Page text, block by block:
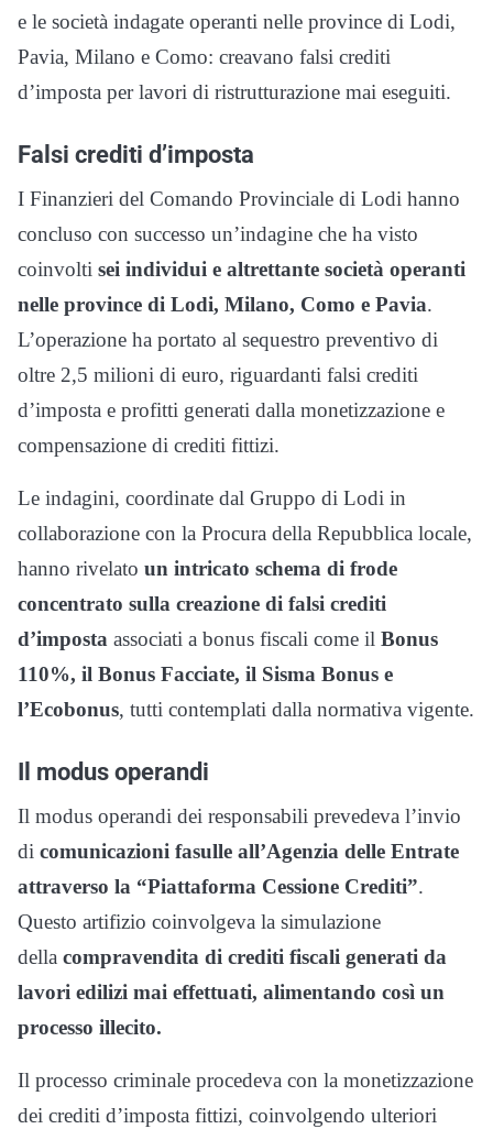
e le società indagate operanti nelle province di Lodi,
Pavia, Milano e Como: creavano falsi crediti
d’imposta per lavori di ristrutturazione mai eseguiti.
Falsi crediti d’imposta
I Finanzieri del Comando Provinciale di Lodi hanno
concluso con successo un’indagine che ha visto
coinvolti sei individui e altrettante società operanti
nelle province di Lodi, Milano, Como e Pavia.
L’operazione ha portato al sequestro preventivo di
oltre 2,5 milioni di euro, riguardanti falsi crediti
d’imposta e profitti generati dalla monetizzazione e
compensazione di crediti fittizi.
Le indagini, coordinate dal Gruppo di Lodi in
collaborazione con la Procura della Repubblica locale,
hanno rivelato un intricato schema di frode
concentrato sulla creazione di falsi crediti
d’imposta associati a bonus fiscali come il Bonus
110%, il Bonus Facciate, il Sisma Bonus e
l’Ecobonus, tutti contemplati dalla normativa vigente.
Il modus operandi
Il modus operandi dei responsabili prevedeva l’invio
di comunicazioni fasulle all’Agenzia delle Entrate
attraverso la “Piattaforma Cessione Crediti”.
Questo artifizio coinvolgeva la simulazione
della compravendita di crediti fiscali generati da
lavori edilizi mai effettuati, alimentando così un
processo illecito.
Il processo criminale procedeva con la monetizzazione
dei crediti d’imposta fittizi, coinvolgendo ulteriori